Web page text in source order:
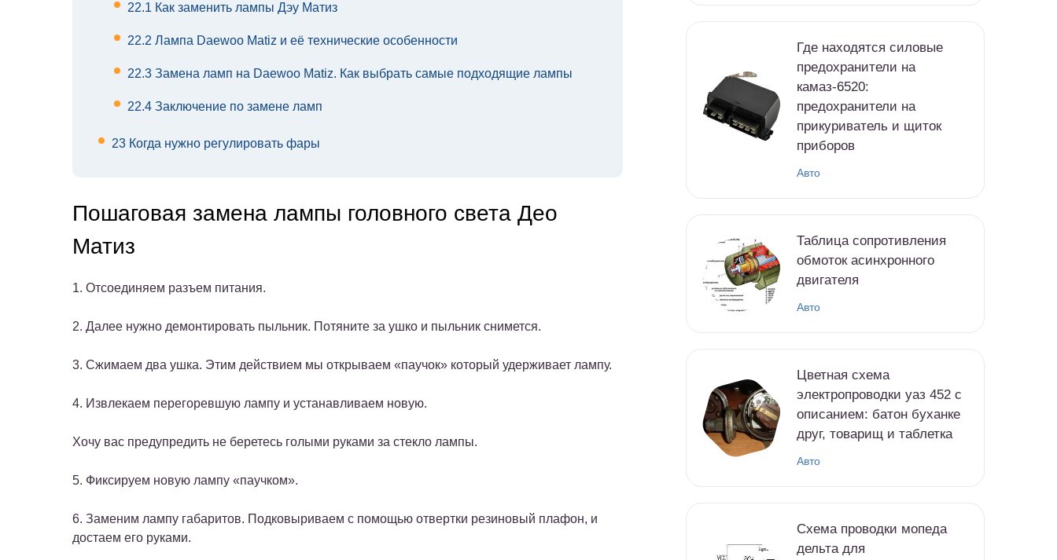
22.1 Как заменить лампы Дэу Матиз
22.2 Лампа Daewoo Matiz и её технические особенности
22.3 Замена ламп на Daewoo Matiz. Как выбрать самые подходящие лампы
22.4 Заключение по замене ламп
23 Когда нужно регулировать фары
Пошаговая замена лампы головного света Део
Матиз
1. Отсоединяем разъем питания.
2. Далее нужно демонтировать пыльник. Потяните за ушко и пыльник снимется.
3. Сжимаем два ушка. Этим действием мы открываем «паучок» который удерживает лампу.
4. Извлекаем перегоревшую лампу и устанавливаем новую.
Хочу вас предупредить не беретесь голыми руками за стекло лампы.
5. Фиксируем новую лампу «паучком».
6. Заменим лампу габаритов. Подковыриваем c помощью отвертки резиновый плафон, и
достаем его руками.
Где находятся силовые
предохранители на
камаз-6520:
предохранители на
прикуриватель и щиток
приборов
Авто
Таблица сопротивления
обмоток асинхронного
двигателя
Авто
Цветная схема
электропроводки уаз 452 с
описанием: батон буханке
друг, товарищ и таблетка
Авто
Схема проводки мопеда
дельта для